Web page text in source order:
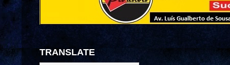
TRANSLATE